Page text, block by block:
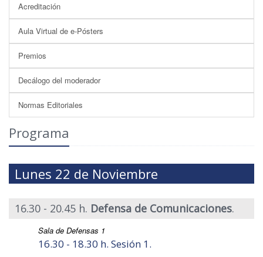
Acreditación
Aula Virtual de e-Pósters
Premios
Decálogo del moderador
Normas Editoriales
Programa
Lunes 22 de Noviembre
16.30 - 20.45 h. Defensa de Comunicaciones.
Sala de Defensas 1
16.30 - 18.30 h. Sesión 1.